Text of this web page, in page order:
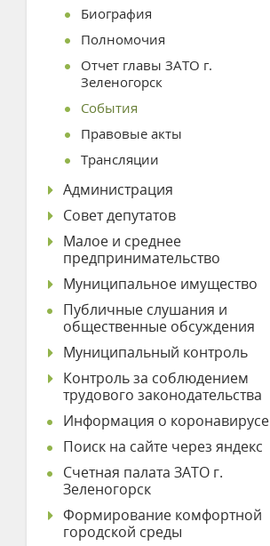
Биография
Полномочия
Отчет главы ЗАТО г.
Зеленогорск
События
Правовые акты
Трансляции
Администрация
Совет депутатов
Малое и среднее
предпринимательство
Муниципальное имущество
Публичные слушания и
общественные обсуждения
Муниципальный контроль
Контроль за соблюдением
трудового законодательства
Информация о коронавирусе
Поиск на сайте через яндекс
Счетная палата ЗАТО г.
Зеленогорск
Формирование комфортной
городской среды